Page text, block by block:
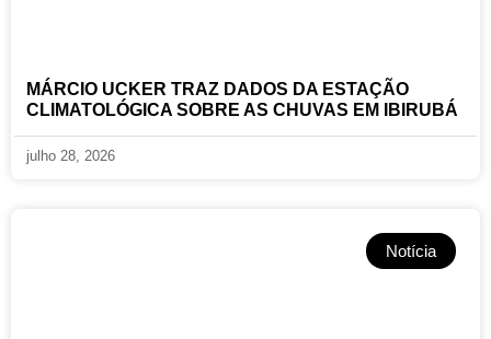
MÁRCIO UCKER TRAZ DADOS DA ESTAÇÃO
CLIMATOLÓGICA SOBRE AS CHUVAS EM IBIRUBÁ
julho 28, 2026
Notícia